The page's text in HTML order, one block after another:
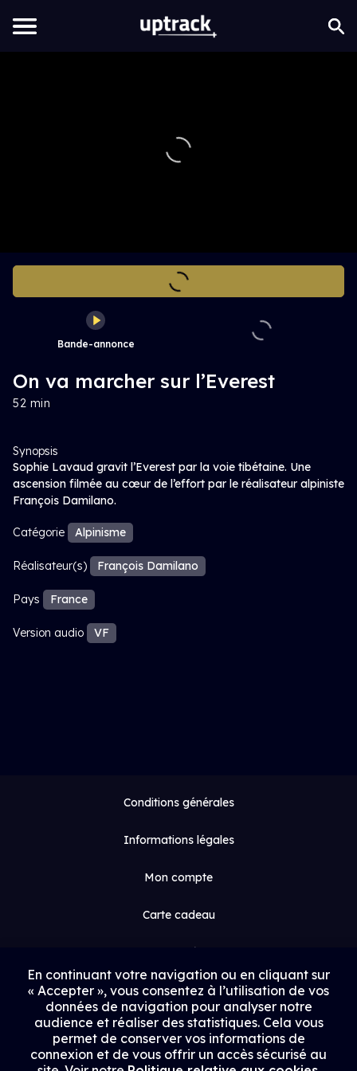
Bande-annonce
On va marcher sur l’Everest
52 min
Synopsis
Sophie Lavaud gravit l’Everest par la voie tibétaine. Une
ascension filmée au cœur de l’effort par le réalisateur alpiniste
François Damilano.
Catégorie Alpinisme
Réalisateur(s) François Damilano
Pays France
Version audio VF
Conditions générales
Informations légales
Mon compte
Carte cadeau
Espace médias
Contact
Proposer un film
Rejoindre Uptrack
En continuant votre navigation ou en cliquant sur
« Accepter », vous consentez à l’utilisation de vos
données de navigation pour analyser notre
audience et réaliser des statistiques. Cela vous
permet de conserver vos informations de
connexion et de vous offrir un accès sécurisé au